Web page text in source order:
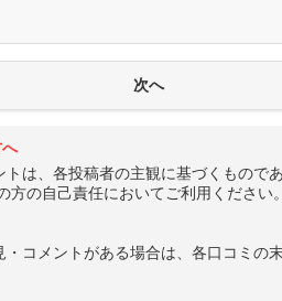
は、各投稿者の主観に基づくもので
の自己責任においてご利用ください。
コメントがある場合は、各口コミの